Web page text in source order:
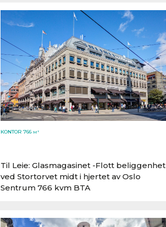
KONTOR 766 M²
Til Leie: Glasmagasinet -Flott beliggenhet
ved Stortorvet midt i hjertet av Oslo
Sentrum 766 kvm BTA